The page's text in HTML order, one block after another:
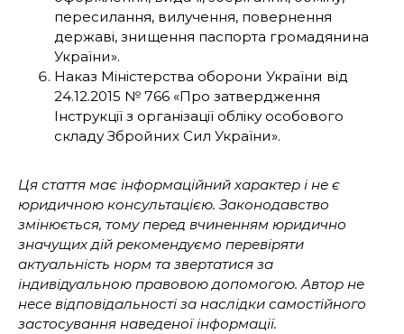
пересилання, вилучення, повернення
державі, знищення паспорта громадянина
України».
Наказ Міністерства оборони України від
24.12.2015 № 766 «Про затвердження
Інструкції з організації обліку особового
складу Збройних Сил України».
Ця стаття має інформаційний характер і не є
юридичною консультацією. Законодавство
змінюється, тому перед вчиненням юридично
значущих дій рекомендуємо перевіряти
актуальність норм та звертатися за
індивідуальною правовою допомогою. Автор не
несе відповідальності за наслідки самостійного
застосування наведеної інформації.